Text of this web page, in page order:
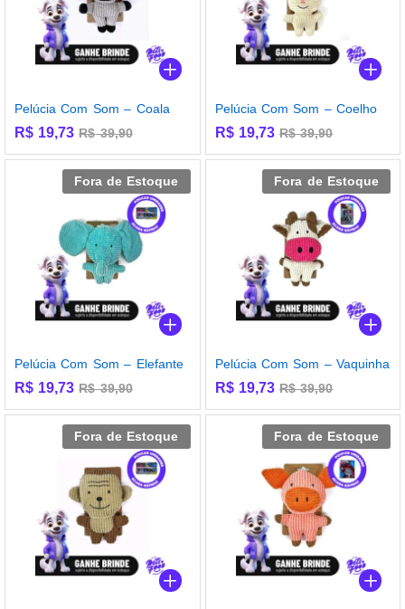
Pelúcia Com Som – Coala
R$ 19,73 R$39,90
Pelúcia Com Som – Coelho
R$19,73 R$39,90
Fora de Estoque
Pelúcia Com Som – Elefante
R$ 19,73 R$39,90
Fora de Estoque
Pelúcia Com Som – Vaquinha
R$19,73 R$39,90
Fora de Estoque Fora de Estoque